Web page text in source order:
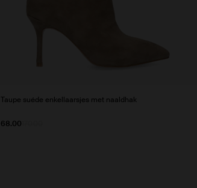
Taupe suéde enkellaarsjes met naaldhak
68.00